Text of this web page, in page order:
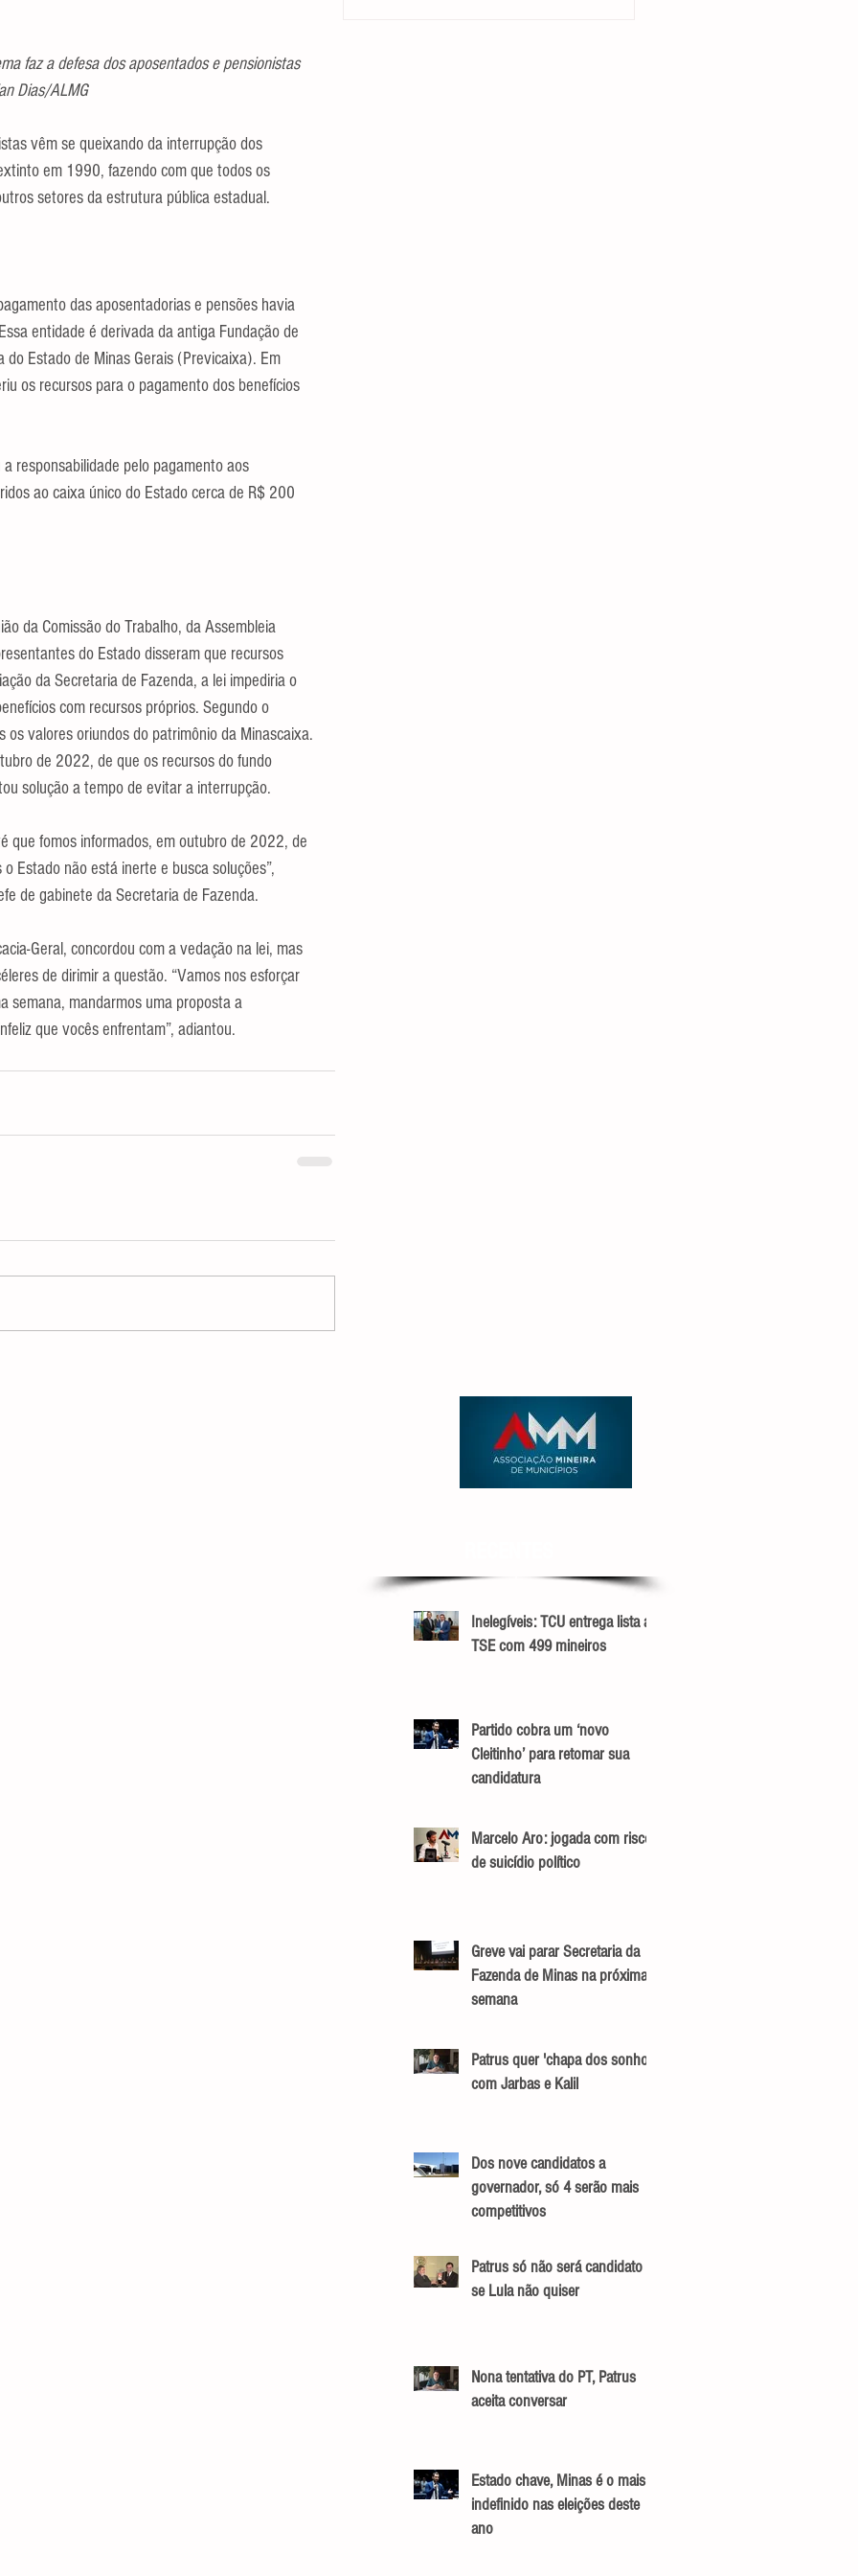
faz a defesa dos aposentados e pensionistas
Dias/ALMG
vêm se queixando da interrupção dos
em 1990, fazendo com que todos os
setores da estrutura pública estadual.
das aposentadorias e pensões havia
entidade é derivada da antiga Fundação de
do Estado de Minas Gerais (Previcaixa). Em
os recursos para o pagamento dos benefícios
responsabilidade pelo pagamento aos
ao caixa único do Estado cerca de R$ 200
da Comissão do Trabalho, da Assembleia
do Estado disseram que recursos
da Secretaria de Fazenda, a lei impediria o
com recursos próprios. Segundo o
valores oriundos do patrimônio da Minascaixa.
de 2022, de que os recursos do fundo
solução a tempo de evitar a interrupção.
que fomos informados, em outubro de 2022, de
Estado não está inerte e busca soluções”,
de gabinete da Secretaria de Fazenda.
Geral, concordou com a vedação na lei, mas
de dirimir a questão. “Vamos nos esforçar
semana, mandarmos uma proposta a
que vocês enfrentam”, adiantou.
Inelegíveis: TCU entrega lista ao
TSE com 499 mineiros
Partido cobra um ‘novo
Cleitinho’ para retomar sua
candidatura
Marcelo Aro: jogada com risco
de suicídio político
Greve vai parar Secretaria da
Fazenda de Minas na próxima
semana
Patrus quer 'chapa dos sonhos'
com Jarbas e Kalil
Dos nove candidatos a
governador, só 4 serão mais
competitivos
Patrus só não será candidato
se Lula não quiser
Nona tentativa do PT, Patrus
aceita conversar
Estado chave, Minas é o mais
indefinido nas eleições deste
ano